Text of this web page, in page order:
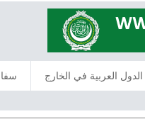
العربية في الخارج